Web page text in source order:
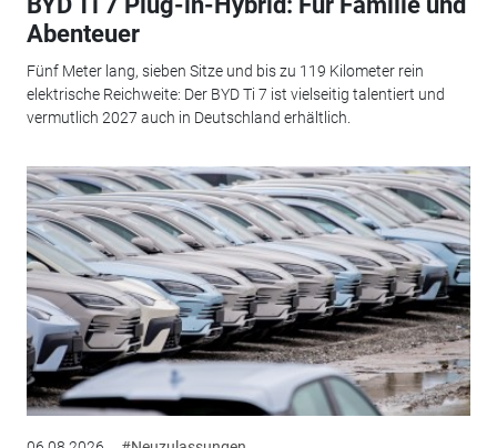
Abenteuer
Fünf Meter lang, sieben Sitze und bis zu 119 Kilometer rein
elektrische Reichweite: Der BYD Ti 7 ist vielseitig talentiert und
vermutlich 2027 auch in Deutschland erhältlich.